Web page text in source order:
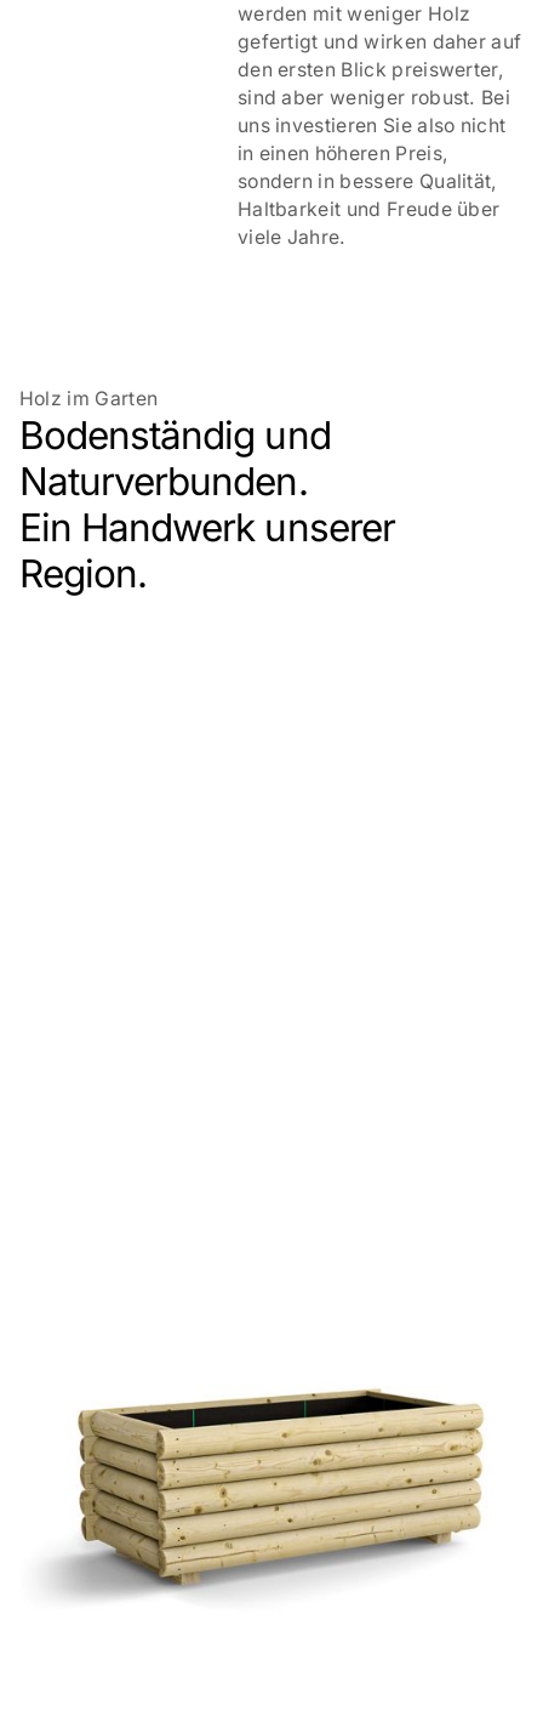
werden mit weniger Holz
gefertigt und wirken daher auf
den ersten Blick preiswerter,
sind aber weniger robust. Bei
uns investieren Sie also nicht
in einen höheren Preis,
sondern in bessere Qualität,
Haltbarkeit und Freude über
viele Jahre.
Holz im Garten
Bodenständig und
Naturverbunden.
Ein Handwerk unserer
Region.